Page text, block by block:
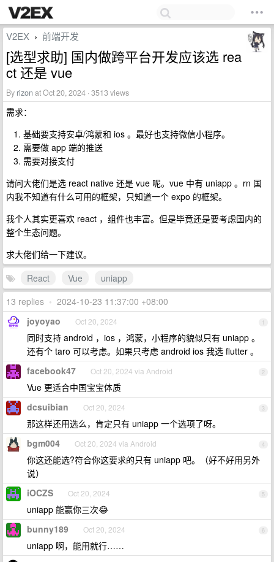
V2EX › 前端开发
[选型求助] 国内做跨平台开发应该选 rea
ct 还是 vue
By rizon at Oct 20, 2024 · 3513 views
需求：
基础要支持安卓/鸿蒙和 ios 。最好也支持微信小程序。
需要做 app 端的推送
需要对接支付
请问大佬们是选 react native 还是 vue 呢。vue 中有 uniapp 。rn 国
内我不知道有什么可用的框架，只知道一个 expo 的框架。
我个人其实更喜欢 react ，组件也丰富。但是毕竟还是要考虑国内的
整个生态问题。
求大佬们给一下建议。
React
Vue
uniapp
13 replies • 2024-10-23 11:37:00 +08:00
1
joyoyao Oct 20, 2024
同时支持 android ，ios ，鸿蒙，小程序的貌似只有 uniapp 。
还有个 taro 可以考虑。如果只考虑 android ios 我选 flutter 。
2
facebook47 Oct 20, 2024 via Android
Vue 更适合中国宝宝体质
3
dcsuibian Oct 20, 2024
那这样还用选么，肯定只有 uniapp 一个选项了呀。
4
bgm004 Oct 20, 2024 via Android
你这还能选?符合你这要求的只有 uniapp 吧。（好不好用另外
说）
5
iOCZS Oct 20, 2024
uniapp 能赢你三次😂
6
bunny189 Oct 20, 2024
uniapp 啊，能用就行……